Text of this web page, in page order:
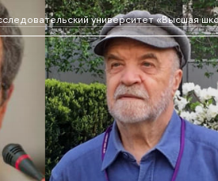
университет «Высшая